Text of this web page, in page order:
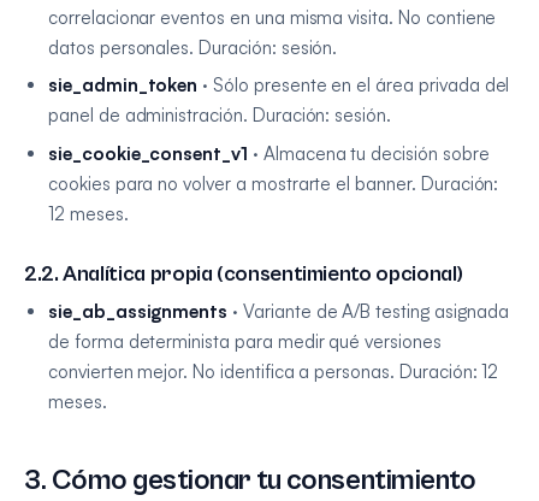
correlacionar eventos en una misma visita. No contiene
datos personales. Duración: sesión.
sie_admin_token · Sólo presente en el área privada del
panel de administración. Duración: sesión.
sie_cookie_consent_v1 · Almacena tu decisión sobre
cookies para no volver a mostrarte el banner. Duración:
12 meses.
2.2. Analítica propia (consentimiento opcional)
sie_ab_assignments · Variante de A/B testing asignada
de forma determinista para medir qué versiones
convierten mejor. No identifica a personas. Duración: 12
meses.
3. Cómo gestionar tu consentimiento